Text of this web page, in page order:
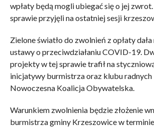
wpłaty będą mogli ubiegać się o jej
sprawie przyjęli na ostatniej sesji
Zielone światło do zwolnień z opłaty
ustawy o przeciwdziałaniu COVID-19.
projekty w tej sprawie trafił na
inicjatywy burmistrza oraz klubu
Nowoczesna Koalicja Obywatelska.
Warunkiem zwolnienia będzie złożenie
burmistrza gminy Krzeszowice w